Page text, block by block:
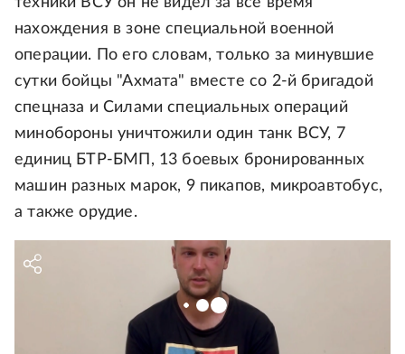
нахождения в зоне специальной военной
операции. По его словам, только за минувшие
сутки бойцы "Ахмата" вместе со 2-й бригадой
спецназа и Силами специальных операций
минобороны уничтожили один танк ВСУ, 7
единиц БТР-БМП, 13 боевых бронированных
машин разных марок, 9 пикапов, микроавтобус,
а также орудие.